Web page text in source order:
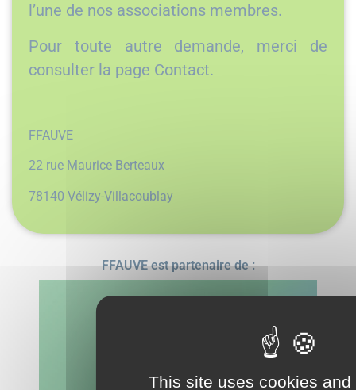
l’une de nos associations membres.
Pour toute autre demande, merci de
consulter la page Contact.
FFAUVE
22 rue Maurice Berteaux
78140 Vélizy-Villacoublay
FFAUVE est partenaire de :
This site uses cookies